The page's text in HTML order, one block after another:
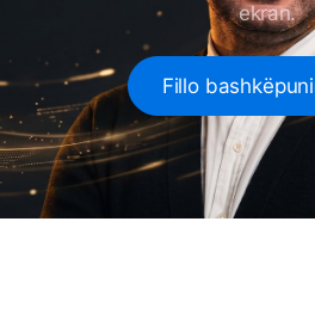
ekran.
Fillo